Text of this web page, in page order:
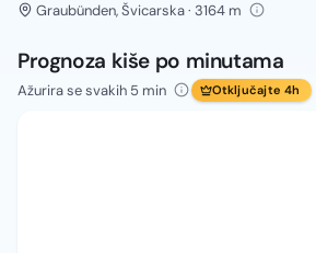
Graubünden, Švicarska · 3164 m
Prognoza kiše po minutama
Ažurira se svakih 5 min Otključajte 4h